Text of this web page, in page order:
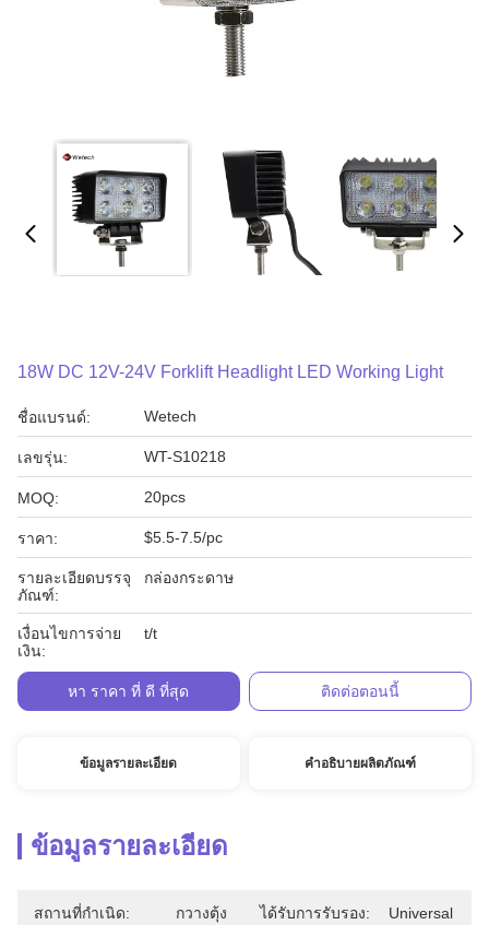
18W DC 12V-24V Forklift Headlight LED Working Light
ชื่อแบรนด์: Wetech
เลขรุ่น: WT-S10218
MOQ: 20pcs
ราคา: $5.5-7.5/pc
รายละเอียดบรรจุ
ภัณฑ์:
กล่องกระดาษ
เงื่อนไขการจ่าย
เงิน:
t/t
หา ราคา ที่ ดี ที่สุด ติดต่อตอนนี้
ข้อมูลรายละเอียด คำอธิบายผลิตภัณฑ์
ข้อมูลรายละเอียด
สถานที่กำเนิด: กวางตุ้ง ได้รับการรับรอง: Universal